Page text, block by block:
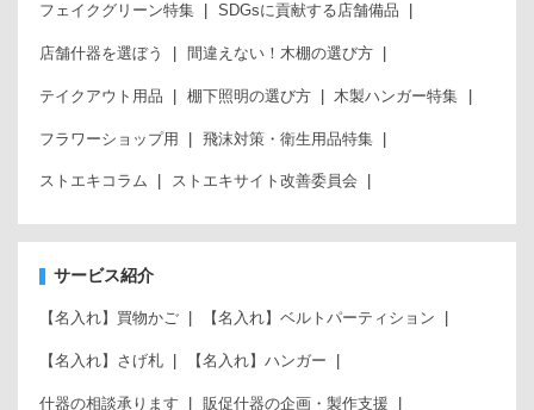
フェイクグリーン特集 SDGsに貢献する店舗備品
店舗什器を選ぼう 間違えない！木棚の選び方
テイクアウト用品 棚下照明の選び方 木製ハンガー特集
フラワーショップ用 飛沫対策・衛生用品特集
ストエキコラム ストエキサイト改善委員会
サービス紹介
【名入れ】買物かご 【名入れ】ベルトパーティション
【名入れ】さげ札 【名入れ】ハンガー
什器の相談承ります 販促什器の企画・製作支援